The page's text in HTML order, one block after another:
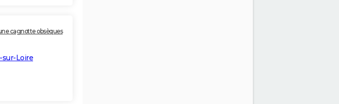
cagnotte obsèques
sur-Loire